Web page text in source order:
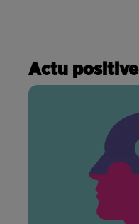
Actu positive